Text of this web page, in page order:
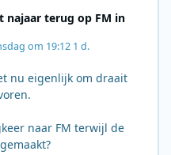
najaar terug op FM in
om 19:12 1 d.
nu eigenlijk om draait
naar FM terwijl de